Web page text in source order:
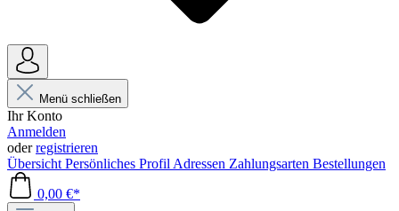
Menü schließen
Ihr Konto
Anmelden
oderregistrieren
Übersicht Persönliches Profil Adressen Zahlungsarten Bestellungen
0,00 €*